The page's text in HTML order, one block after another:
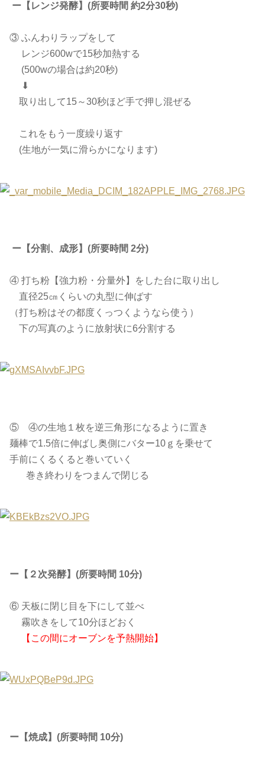
ー【レンジ発酵】(所要時間 約2分30秒)
③ ふんわりラップをして
レンジ600wで15秒加熱する
(500wの場合は約20秒)
⬇︎
取り出して15～30秒ほど手で押し混ぜる
これをもう一度繰り返す
(生地が一気に滑らかになります)
ー【分割、成形】(所要時間 2分)
④ 打ち粉【強力粉・分量外】をした台に取り出し
直径25㎝くらいの丸型に伸ばす
（打ち粉はその都度くっつくようなら使う）
下の写真のように放射状に6分割する
⑤ ④の生地１枚を逆三角形になるように置き
麺棒で1.5倍に伸ばし奥側にバター10ｇを乗せて
手前にくるくると巻いていく
巻き終わりをつまんで閉じる
ー【２次発酵】(所要時間 10分)
⑥ 天板に閉じ目を下にして並べ
霧吹きをして10分ほどおく
【この間にオーブンを予熱開始】
ー【焼成】(所要時間 10分)